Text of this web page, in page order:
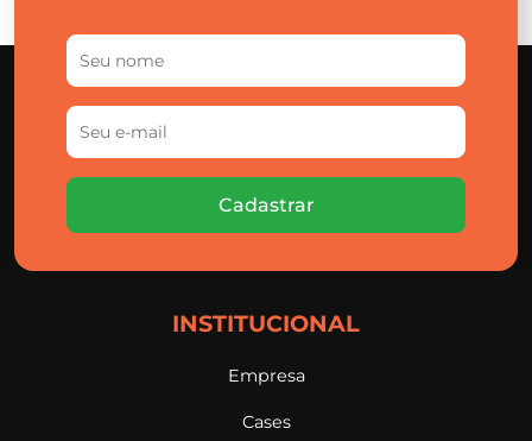
Cadastrar
INSTITUCIONAL
Empresa
Cases